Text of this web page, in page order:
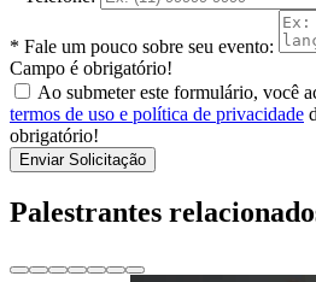
* Fale um pouco sobre seu evento:
Campo é obrigatório!
Ao submeter este formulário, você
termos de uso e política de privacidade
obrigatório!
Enviar Solicitação
Palestrantes